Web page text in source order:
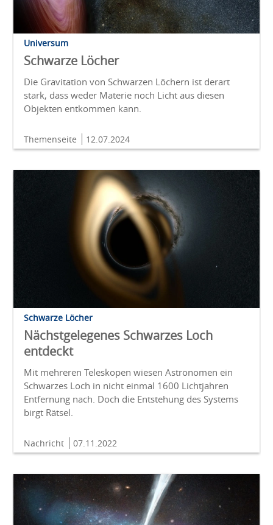
Universum
Schwarze Löcher
Die Gravitation von Schwarzen Löchern ist derart
stark, dass weder Materie noch Licht aus diesen
Objekten entkommen kann.
Themenseite 12.07.2024
Schwarze Löcher
Nächstgelegenes Schwarzes Loch
entdeckt
Mit mehreren Teleskopen wiesen Astronomen ein
Schwarzes Loch in nicht einmal 1600 Lichtjahren
Entfernung nach. Doch die Entstehung des Systems
birgt Rätsel.
Nachricht 07.11.2022